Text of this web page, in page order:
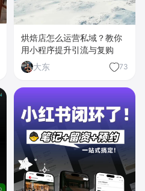
烘焙店怎么运营私域？教你
用小程序提升引流与复购
大东
73